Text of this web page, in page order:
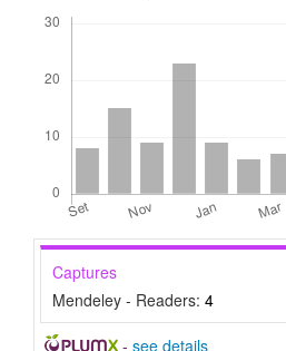
Captures
Mendeley - Readers: 4
- see details